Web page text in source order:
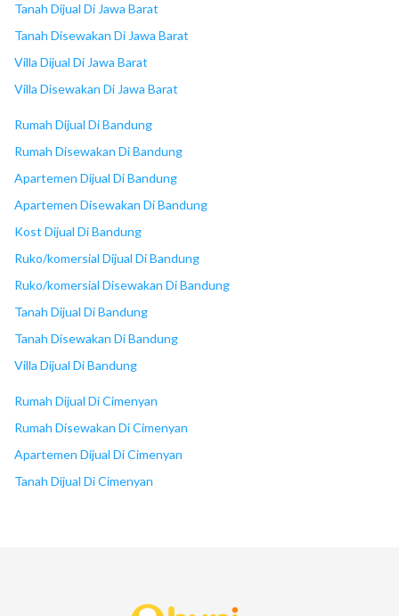
Tanah Dijual Di Jawa Barat
Tanah Disewakan Di Jawa Barat
Villa Dijual Di Jawa Barat
Villa Disewakan Di Jawa Barat
Rumah Dijual Di Bandung
Rumah Disewakan Di Bandung
Apartemen Dijual Di Bandung
Apartemen Disewakan Di Bandung
Kost Dijual Di Bandung
Ruko/komersial Dijual Di Bandung
Ruko/komersial Disewakan Di Bandung
Tanah Dijual Di Bandung
Tanah Disewakan Di Bandung
Villa Dijual Di Bandung
Rumah Dijual Di Cimenyan
Rumah Disewakan Di Cimenyan
Apartemen Dijual Di Cimenyan
Tanah Dijual Di Cimenyan